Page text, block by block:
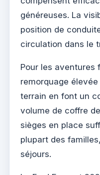
généreuses. La
position de
circulation dans le
Pour les aventures
remorquage
terrain en font un
volume de coffre
sièges en place
plupart des
séjours.